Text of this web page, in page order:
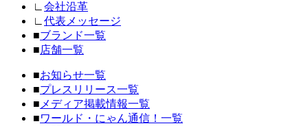
∟ 会社沿革
∟ 代表メッセージ
■ブランド一覧
■店舗一覧
■お知らせ一覧
■プレスリリース一覧
■ メディア掲載情報一覧
■ワールド・にゃん通信！一覧